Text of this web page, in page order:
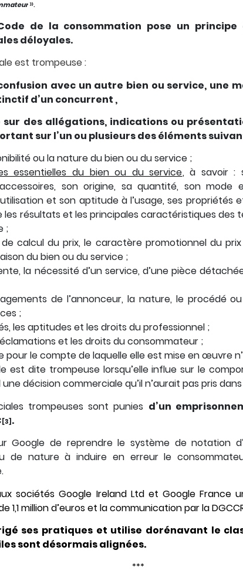
».
Code de la consommation pose un
déloyales.
est trompeuse :
avec un autre bien ou service, une
d’un concurrent ,
sur des allégations, indications ou
sur l’un ou plusieurs des éléments
ou la nature du bien ou du service ;
essentielles du bien ou du service, à savoir :
son origine, sa quantité, son
et son aptitude à l’usage, ses propriétés
les résultats et les principales caractéristiques
;
calcul du prix, le caractère promotionnel du
du bien ou du service ;
la nécessité d’un service, d’une pièce
de l’annonceur, la nature, le procédé
;
les aptitudes et les droits du professionnel ;
et les droits du consommateur ;
pour le compte de laquelle elle est mise en œuvre
est dite trompeuse lorsqu’elle influe sur le
décision commerciale qu’il n’aurait pas pris
trompeuses sont punies d’un
[3] .
Google de reprendre le système de notation
de nature à induire en erreur le
sociétés Google Ireland Ltd et Google France
1,1 million d’euros et la communication par la
ses pratiques et utilise dorénavant le
sont désormais alignées.
***